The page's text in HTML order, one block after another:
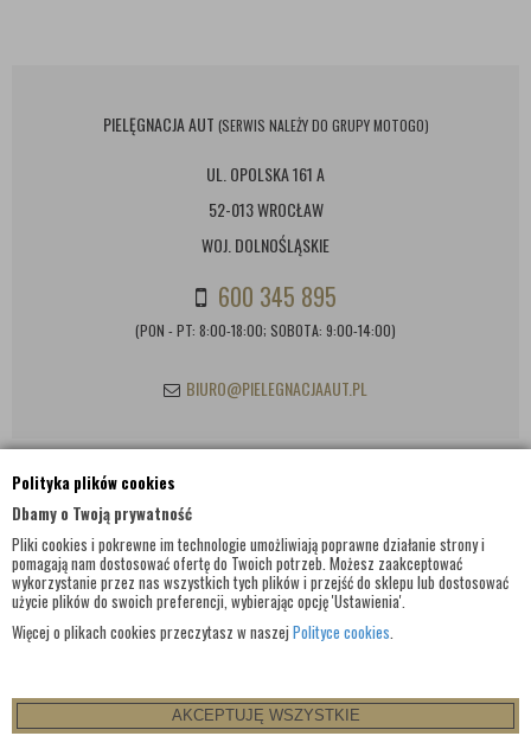
Polityka plików cookies
Dbamy o Twoją prywatność
Pliki cookies i pokrewne im technologie umożliwiają poprawne działanie strony i
pomagają nam dostosować ofertę do Twoich potrzeb. Możesz zaakceptować
wykorzystanie przez nas wszystkich tych plików i przejść do sklepu lub dostosować
użycie plików do swoich preferencji, wybierając opcję 'Ustawienia'.
Więcej o plikach cookies przeczytasz w naszej Polityce cookies.
AKCEPTUJĘ WSZYSTKIE
PIELĘGNACJA AUT (SERWIS NALEŻY DO GRUPY MOTOGO)
UL. OPOLSKA 161 A
52-013 WROCŁAW
WOJ. DOLNOŚLĄSKIE
600 345 895
(PON - PT: 8:00-18:00; SOBOTA: 9:00-14:00)
BIURO@PIELEGNACJAAUT.PL
INFORMACJE KONTAKTOWE